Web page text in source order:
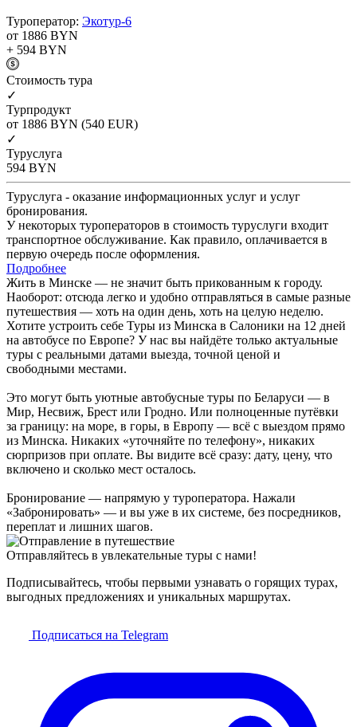
Туроператор: Экотур-6
от 1886 BYN
+ 594 BYN
Cтоимость тура
✓
Турпродукт
от 1886 BYN (540 EUR)
✓
Туруслуга
594 BYN
Туруслуга - оказание информационных услуг и услуг
бронирования.
У некоторых туроператоров в стоимость туруслуги входит
транспортное обслуживание. Как правило, оплачивается в
первую очередь после оформления.
Подробнее
Жить в Минске — не значит быть прикованным к городу.
Наоборот: отсюда легко и удобно отправляться в самые разные
путешествия — хоть на один день, хоть на целую неделю.
Хотите устроить себе Туры из Минска в Салоники на 12 дней
на автобусе по Европе? У нас вы найдёте только актуальные
туры с реальными датами выезда, точной ценой и
свободными местами.
Это могут быть уютные автобусные туры по Беларуси — в
Мир, Несвиж, Брест или Гродно. Или полноценные путёвки
за границу: на море, в горы, в Европу — всё с выездом прямо
из Минска. Никаких «уточняйте по телефону», никаких
сюрпризов при оплате. Вы видите всё сразу: дату, цену, что
включено и сколько мест осталось.
Бронирование — напрямую у туроператора. Нажали
«Забронировать» — и вы уже в их системе, без посредников,
переплат и лишних шагов.
Отправляйтесь в увлекательные туры с нами!
Подписывайтесь, чтобы первыми узнавать о горящих турах,
выгодных предложениях и уникальных маршрутах.
Подписаться на Telegram